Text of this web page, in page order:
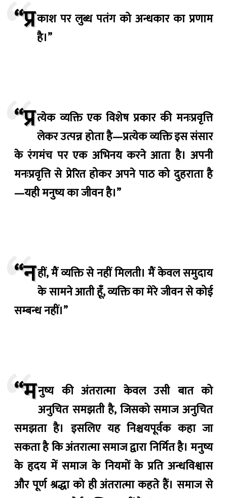
“प्रकाश पर लुब्ध पतंग को अन्धकार का प्रणाम
है।”
“प्रत्येक व्यक्ति एक विशेष प्रकार की मनःप्रवृत्ति
लेकर उत्पन्न होता है—प्रत्येक व्यक्ति इस संसार
के रंगमंच पर एक अभिनय करने आता है। अपनी
मनःप्रवृत्ति से प्रेरित होकर अपने पाठ को दुहराता है
—यही मनुष्य का जीवन है।”
“नहीं, मैं व्यक्ति से नहीं मिलती। मैं केवल समुदाय
के सामने आती हूँ, व्यक्ति का मेरे जीवन से कोई
सम्बन्ध नहीं।”
“मनुष्य की अंतरात्मा केवल उसी बात को
अनुचित समझती है, जिसको समाज अनुचित
समझता है। इसलिए यह निश्चयपूर्वक कहा जा
सकता है कि अंतरात्मा समाज द्वारा निर्मित है। मनुष्य
के हृदय में समाज के नियमों के प्रति अन्धविश्वास
और पूर्ण श्रद्धा को ही अंतरात्मा कहते हैं। समाज से